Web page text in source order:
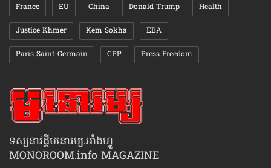
France EU China Donald Trump Health
Justice Khmer Kem Sokha EBA
Paris Saint-Germain CPP Press Freedom
ទស្សនាវដ្ដីមនោរម្យ.អាំងហ្វូ
MONOROOM.info MAGAZINE